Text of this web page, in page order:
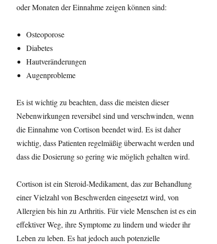
oder Monaten der Einnahme zeigen können sind:
Osteoporose
Diabetes
Hautveränderungen
Augenprobleme
Es ist wichtig zu beachten, dass die meisten dieser
Nebenwirkungen reversibel sind und verschwinden, wenn
die Einnahme von Cortison beendet wird. Es ist daher
wichtig, dass Patienten regelmäßig überwacht werden und
dass die Dosierung so gering wie möglich gehalten wird.
Cortison ist ein Steroid-Medikament, das zur Behandlung
einer Vielzahl von Beschwerden eingesetzt wird, von
Allergien bis hin zu Arthritis. Für viele Menschen ist es ein
effektiver Weg, ihre Symptome zu lindern und wieder ihr
Leben zu leben. Es hat jedoch auch potenzielle